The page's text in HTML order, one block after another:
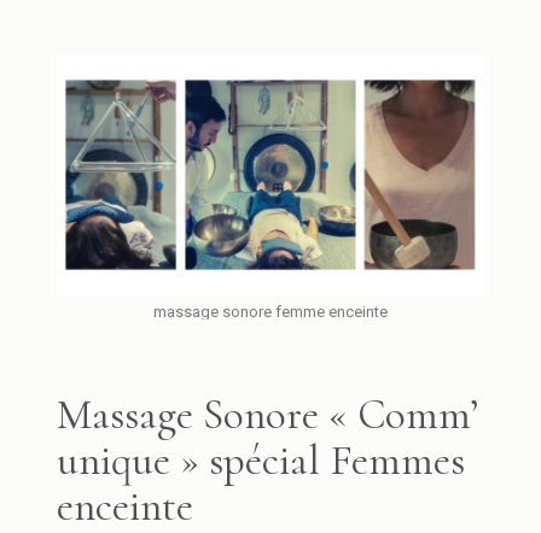
massage sonore femme enceinte
Massage Sonore « Comm’
unique » spécial Femmes
enceinte